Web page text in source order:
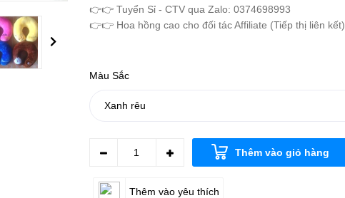
Next
👉👉 Tuyển Sỉ - CTV qua Zalo: 0374698993
👉👉 Hoa hồng cao cho đối tác Affiliate (Tiếp thị liên kết)
Màu Sắc
Thêm vào giỏ hàng
Thêm vào yêu thích